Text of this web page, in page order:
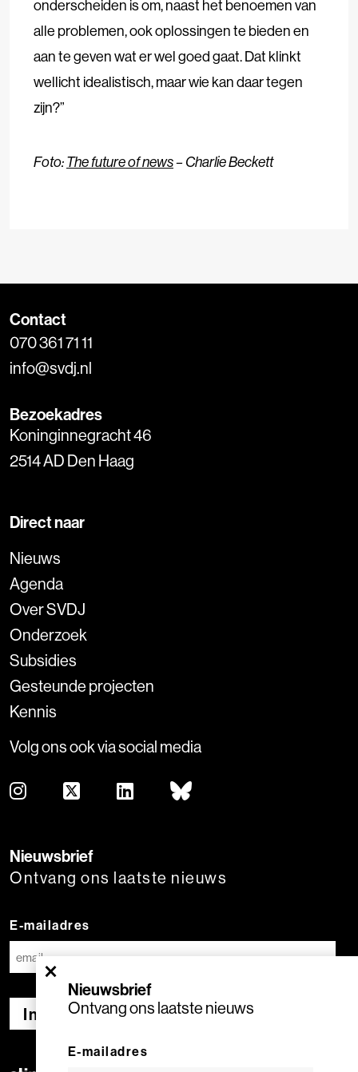
onderscheiden is om, naast het benoemen van
alle problemen, ook oplossingen te bieden en
aan te geven wat er wel goed gaat. Dat klinkt
wellicht idealistisch, maar wie kan daar tegen
zijn?”
Foto:The future of news– Charlie Beckett
×
Nieuwsbrief
Ontvang ons laatste nieuws
E-mailadres
Contact
070 361 71 11
info@svdj.nl
Bezoekadres
Koninginnegracht 46
2514 AD Den Haag
Direct naar
Nieuws
Agenda
Over SVDJ
Onderzoek
Subsidies
Gesteunde projecten
Kennis
Volg ons ook via social media
Nieuwsbrief
Ontvang ons laatste nieuws
E-mailadres
Inschrijven